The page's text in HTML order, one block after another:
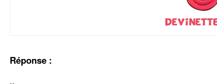
Réponse :
..